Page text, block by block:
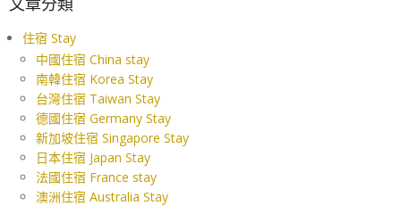
住宿 Stay
中國住宿 China stay
南韓住宿 Korea Stay
台灣住宿 Taiwan Stay
德國住宿 Germany Stay
新加坡住宿 Singapore Stay
日本住宿 Japan Stay
法國住宿 France stay
澳洲住宿 Australia Stay